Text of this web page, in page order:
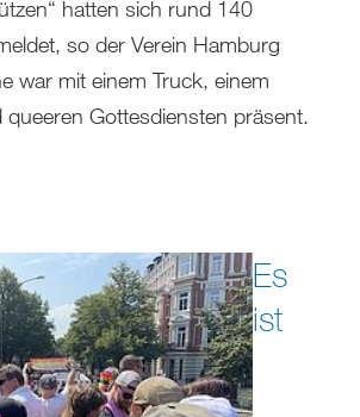
hatten sich rund 140
so der Verein Hamburg
war mit einem Truck, einem
queeren Gottesdiensten präsent.
Es
ist